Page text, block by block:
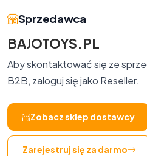
Sprzedawca
BAJOTOYS.PL
Aby skontaktować się ze
B2B, zaloguj się jako Reseller.
Zobacz sklep dostawcy
Zarejestruj się za darmo